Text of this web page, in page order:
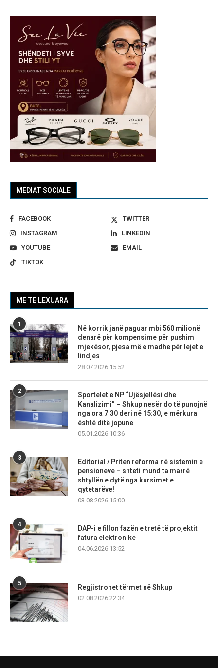
MEDIAT SOCIALE
FACEBOOK
TWITTER
INSTAGRAM
LINKEDIN
YOUTUBE
EMAIL
TIKTOK
MË TË LEXUARA
1
Në korrik janë paguar mbi 560 milionë
denarë për kompensime për pushim
mjekësor, pjesa më e madhe për lejet e
lindjes
28.07.2026 15:52
2
Sportelet e NP “Ujësjellësi dhe
Kanalizimi” – Shkup nesër do të punojnë
nga ora 7:30 deri në 15:30, e mërkura
është ditë jopune
05.01.2026 10:36
3
Editorial / Priten reforma në sistemin e
pensioneve – shteti mund ta marrë
shtyllën e dytë nga kursimet e
qytetarëve!
03.08.2026 15:00
4
DAP-i e fillon fazën e tretë të projektit
fatura elektronike
04.06.2026 13:52
5
Regjistrohet tërmet në Shkup
02.08.2026 22:34